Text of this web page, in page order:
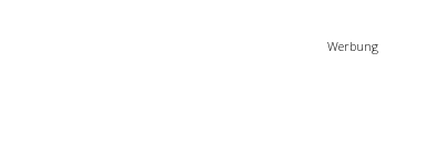
Werbung